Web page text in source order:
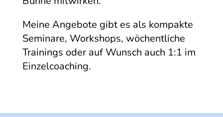
Meine Angebote gibt es als kompakte
Seminare, Workshops, wöchentliche
Trainings oder auf Wunsch auch 1:1 im
Einzelcoaching.